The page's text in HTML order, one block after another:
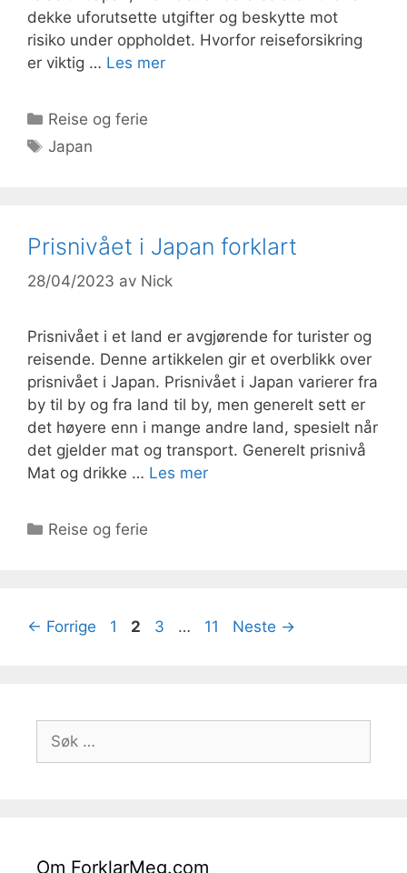
dekke uforutsette utgifter og beskytte mot
risiko under oppholdet. Hvorfor reiseforsikring
er viktig … Les mer
Kategorier
Reise og ferie
Stikkord
Japan
Prisnivået i Japan forklart
28/04/2023 av Nick
Prisnivået i et land er avgjørende for turister og
reisende. Denne artikkelen gir et overblikk over
prisnivået i Japan. Prisnivået i Japan varierer fra
by til by og fra land til by, men generelt sett er
det høyere enn i mange andre land, spesielt når
det gjelder mat og transport. Generelt prisnivå
Mat og drikke … Les mer
Kategorier
Reise og ferie
← Forrige Side
1 Side
2 Side
3 … Side
11 Neste →
Søk
etter:
Om ForklarMeg.com